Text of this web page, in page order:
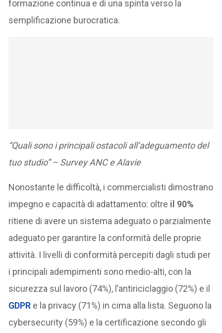
formazione continua e di una spinta verso la
semplificazione burocratica.
“Quali sono i principali ostacoli all’adeguamento del
tuo studio” – Survey ANC e Alavie
Nonostante le difficoltà, i commercialisti dimostrano
impegno e capacità di adattamento: oltre il 90%
ritiene di avere un sistema adeguato o parzialmente
adeguato per garantire la conformità delle proprie
attività. I livelli di conformità percepiti dagli studi per
i principali adempimenti sono medio-alti, con la
sicurezza sul lavoro (74%), l’antiriciclaggio (72%) e il
GDPR e la privacy (71%) in cima alla lista. Seguono la
cybersecurity (59%) e la certificazione secondo gli